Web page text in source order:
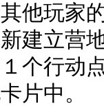
他玩家
建立营
个行动
片中。